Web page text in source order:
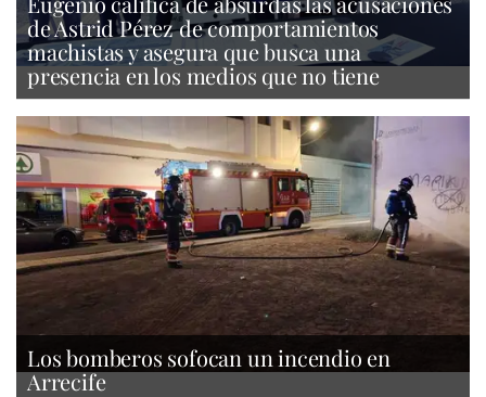
de Astrid Pérez de comportamientos
machistas y asegura que busca una
presencia en los medios que no tiene
Los bomberos sofocan un incendio en
Arrecife